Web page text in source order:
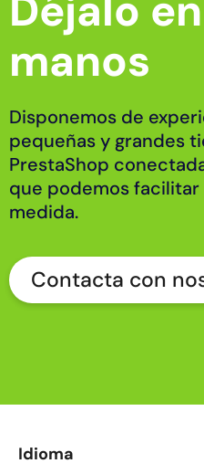
manos
Disponemos de
pequeñas y grandes
PrestaShop
que podemos
medida.
Contacta con
Idioma